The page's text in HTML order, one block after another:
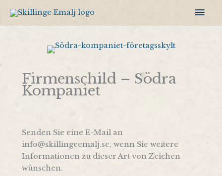
Inhalt
Firmenschild – Södra
Kompaniet
Senden Sie eine E-Mail an
info@skillingeemalj.se, wenn Sie weitere
Informationen zu dieser Art von Zeichen
wünschen.